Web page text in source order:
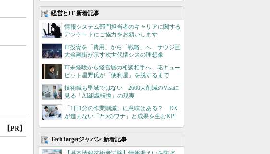
【PR】
経営とIT 新着記事
情報システム部門担当者のキャリアに関する
アンケートにご協力をお願いします
IT投資を「費用」から「戦略」へ サウジ巨
大金融街が示す次世代情シスの理想像
IT未経験から経営層の相談相手へ 花キュー
ピット星野氏が「便利屋」を脱するまで
技術職も聖域ではない 2600人削減のVisaに
見る「AI組織転換」の現実
「1日1分の作業削減」に意味はある？ DX
が進まない「2つのワナ」と成果を生むKPI
TechTargetジャパン 新着記事